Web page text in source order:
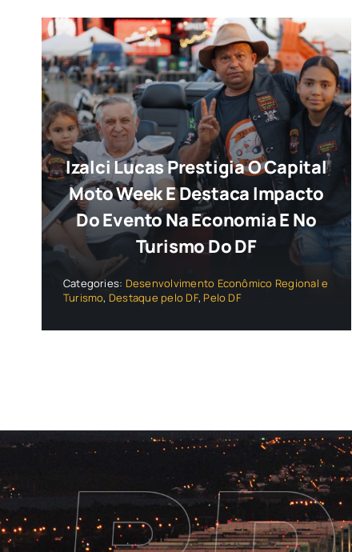
Izalci Lucas Prestigia O Capital
Moto Week E Destaca Impacto
Do Evento Na Economia E No
Turismo Do DF
Categories: Desenvolvimento Econômico Regional e
Turismo, Destaque pelo DF, Pelo DF